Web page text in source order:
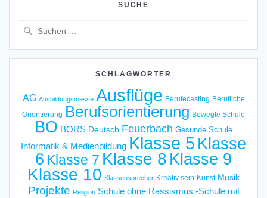
SUCHE
SCHLAGWÖRTER
AG Ausbildungsmesse Ausflüge Berufecasting Berufliche
Orientierung Berufsorientierung Bewegte Schule
BO BORS Deutsch Feuerbach Gesunde Schule
Informatik & Medienbildung Klasse 5 Klasse
6 Klasse 7 Klasse 8 Klasse 9
Klasse 10 Klassensprecher Kreativ sein Kunst Musik
Projekte Religion Schule ohne Rassismus -Schule mit